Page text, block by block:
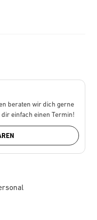
beraten wir dich gerne
einfach einen Termin!